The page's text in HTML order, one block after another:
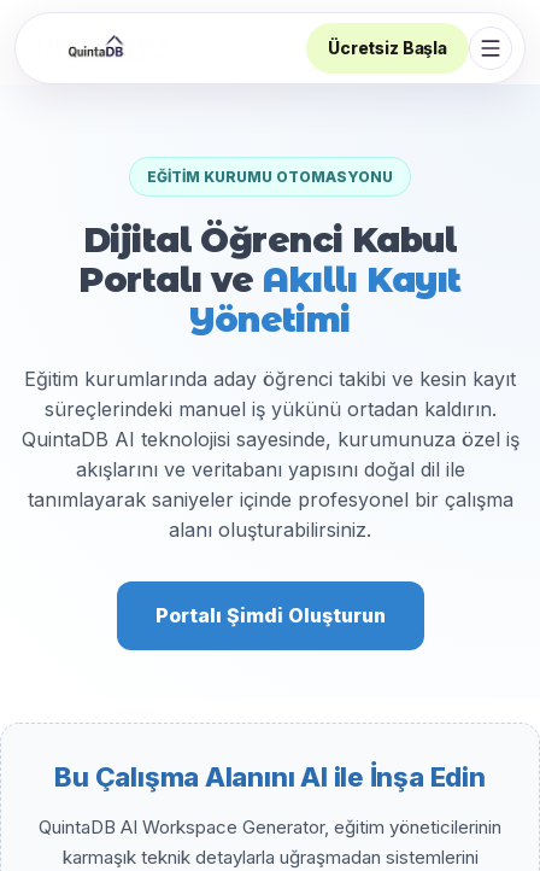
Ücretsiz Başla
EĞITIM KURUMU OTOMASYONU
Dijital Öğrenci Kabul
Portalı ve Akıllı Kayıt
Yönetimi
Eğitim kurumlarında aday öğrenci takibi ve kesin kayıt
süreçlerindeki manuel iş yükünü ortadan kaldırın.
QuintaDB AI teknolojisi sayesinde, kurumunuza özel iş
akışlarını ve veritabanı yapısını doğal dil ile
tanımlayarak saniyeler içinde profesyonel bir çalışma
alanı oluşturabilirsiniz.
Portalı Şimdi Oluşturun
Bu Çalışma Alanını AI ile İnşa Edin
QuintaDB AI Workspace Generator, eğitim yöneticilerinin
karmaşık teknik detaylarla uğraşmadan sistemlerini